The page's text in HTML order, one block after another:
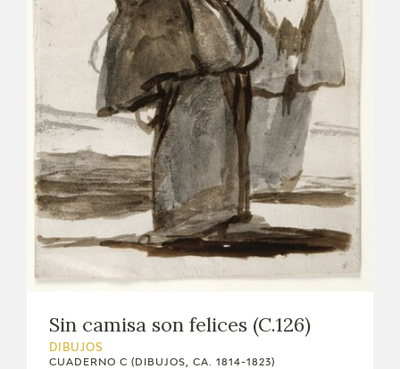
Sin camisa son felices (C.126)
DIBUJOS
CUADERNO C (DIBUJOS, CA. 1814-1823)